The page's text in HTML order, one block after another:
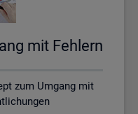
mit Feh­lern
zum Umgang mit